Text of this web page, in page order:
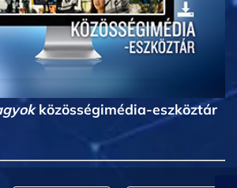
közösségimédia-eszköztár